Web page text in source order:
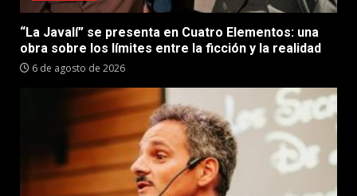
“La Javalí” se presenta en Cuatro Elementos: una
obra sobre los límites entre la ficción y la realidad
6 de agosto de 2026